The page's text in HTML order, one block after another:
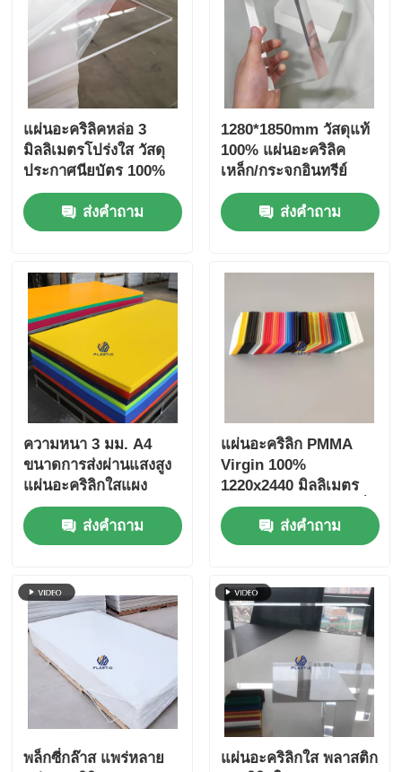
แผ่นอะคริลิคหล่อ 3
มิลลิเมตรโปร่งใส วัสดุ
ประกาศนียบัตร 100%
ส่งคำถาม
1280*1850mm วัสดุแท้
100% แผ่นอะคริลิค
เหล็ก/กระจกอินทรีย์
1250*2450mm
ส่งคำถาม
ความหนา 3 มม. A4
ขนาดการส่งผ่านแสงสูง
แผ่นอะคริลิกใสแผง
PMMA สำหรับป้ายและ
งานฝีมือ ส่งคำถาม
แผ่นอะคริลิก PMMA
Virgin 100%
1220x2440 มิลลิเมตร
สําหรับการตัดเลเซอร์ที่มี
ประสิทธิภาพสูง
ส่งคำถาม
พล็กซี่กล๊าส แพร่หลาย
แผ่นอะคริลิกใส พลาสติก